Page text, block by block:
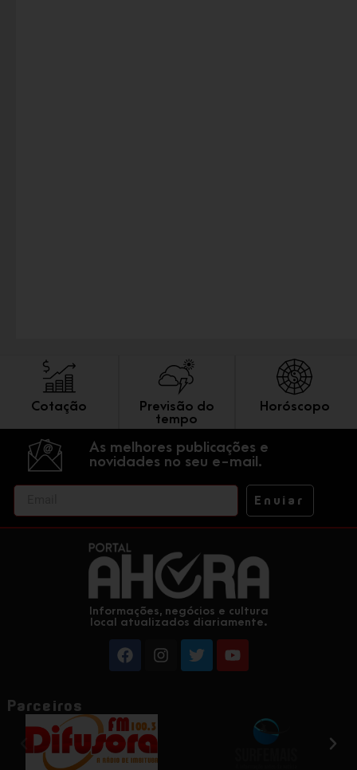
Cotação
Previsão do
tempo
Horóscopo
As melhores publicações e
novidades no seu e-mail.
Enviar
Informações, negócios e cultura
local atualizados diariamente.
Parceiros